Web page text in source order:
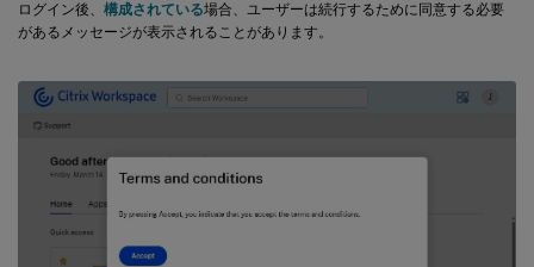
ログイン後、 構成されている場合、ユーザーは続行するために同意する必要
があるメッセージが表示されることがあります。